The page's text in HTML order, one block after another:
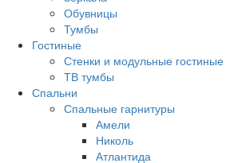
Обувницы
Тумбы
Гостиные
Стенки и модульные гостиные
ТВ тумбы
Спальни
Спальные гарнитуры
Амели
Николь
Атлантида